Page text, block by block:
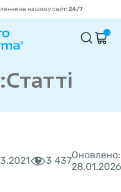
на нашому сайті24/7
0
3 437Оновлено:
28.01.2026